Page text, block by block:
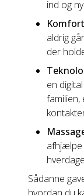
ind og
aldrig
der
en
familien,
afhjælpe
Sådanne